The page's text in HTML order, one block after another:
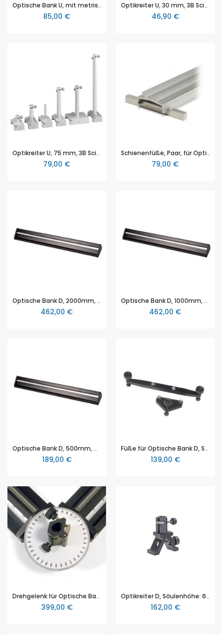
Optische Bank U, mit metrischen mm und cm Skalen, L = 1200 mm, 3B Scientific
85,00 €
Optikreiter U, 30 mm, 3B Scientific
46,90 €
Optikreiter U, 75 mm, 3B Scientific
79,00 €
Schienenfüße, Paar, für Optische Bänke U, 3B Scientific
79,00 €
Optische Bank D, 2000mm, mit Dreikantprofil, 3B Scientific
462,00 €
Optische Bank D, 1000mm, mit Dreikantprofil, 3B Scientific
462,00 €
Optische Bank D, 500mm, mit Dreikantprofil, 3B Scientific
189,00 €
Füße für Optische Bank D, Satz, 3B Scientific
139,00 €
Drehgelenk für Optische Bank D, 3B Scientific
399,00 €
Optikreiter D, Säulenhöhe: 60 mm, Fußbreite: 50 mm, 3B Scientific
162,00 €